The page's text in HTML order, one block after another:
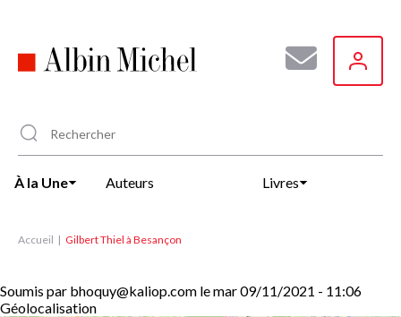
principal
À la Une Auteurs Livres
Accueil Gilbert Thiel à Besançon
Soumis par bhoquy@kaliop.com lemar 09/11/2021 - 11:06
Géolocalisation